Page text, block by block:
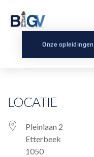
Onze opleidingen
LOCATIE
Pleinlaan 2
Etterbeek
1050